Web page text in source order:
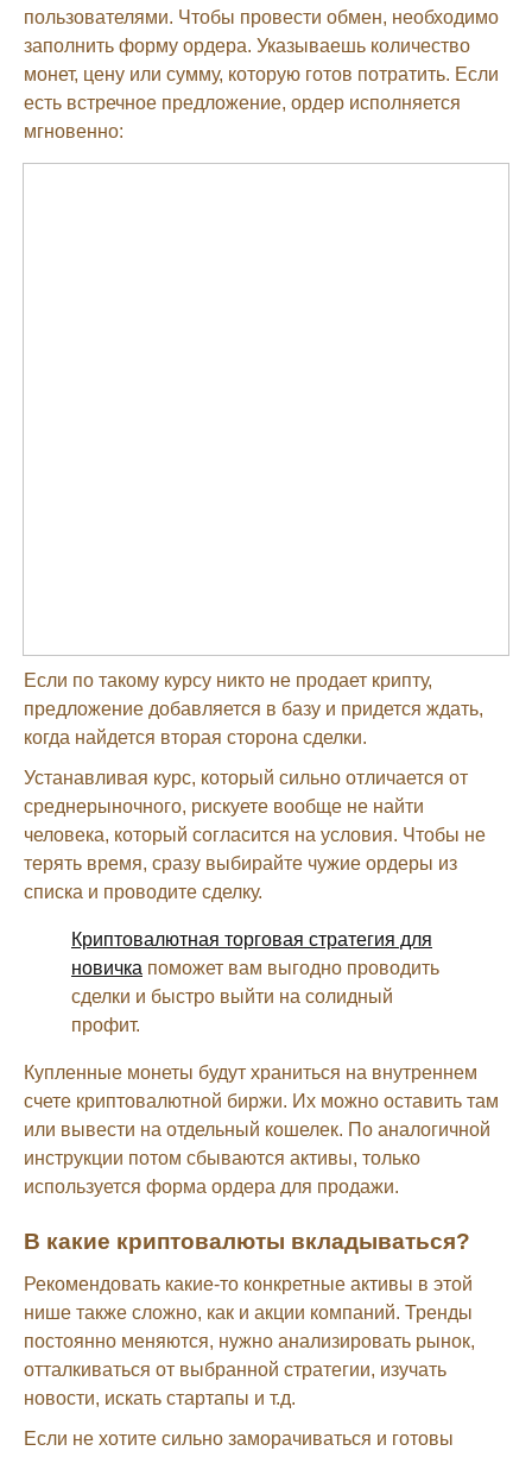
пользователями. Чтобы провести обмен, необходимо
заполнить форму ордера. Указываешь количество
монет, цену или сумму, которую готов потратить. Если
есть встречное предложение, ордер исполняется
мгновенно:
Если по такому курсу никто не продает крипту,
предложение добавляется в базу и придется ждать,
когда найдется вторая сторона сделки.
Устанавливая курс, который сильно отличается от
среднерыночного, рискуете вообще не найти
человека, который согласится на условия. Чтобы не
терять время, сразу выбирайте чужие ордеры из
списка и проводите сделку.
Криптовалютная торговая стратегия для
новичка поможет вам выгодно проводить
сделки и быстро выйти на солидный
профит.
Купленные монеты будут храниться на внутреннем
счете криптовалютной биржи. Их можно оставить там
или вывести на отдельный кошелек. По аналогичной
инструкции потом сбываются активы, только
используется форма ордера для продажи.
В какие криптовалюты вкладываться?
Рекомендовать какие-то конкретные активы в этой
нише также сложно, как и акции компаний. Тренды
постоянно меняются, нужно анализировать рынок,
отталкиваться от выбранной стратегии, изучать
новости, искать стартапы и т.д.
Если не хотите сильно заморачиваться и готовы